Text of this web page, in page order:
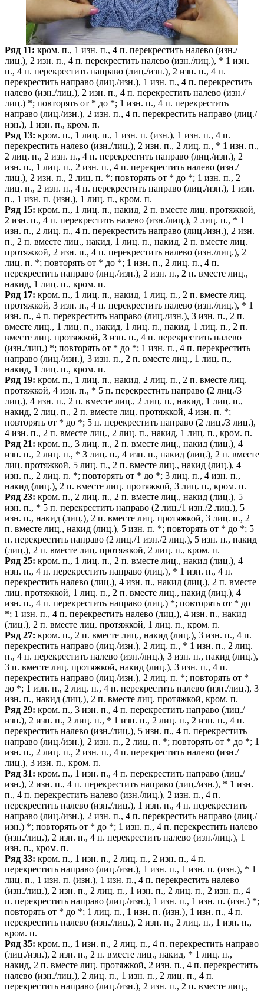
Ряд 11: кром. п., 1 изн. п., 4 п. перекрестить налево (изн./
лиц.), 2 изн. п., 4 п. перекрестить налево (изн./лиц.), * 1 изн.
п., 4 п. перекрестить направо (лиц./изн.), 2 изн. п., 4 п.
перекрестить направо (лиц./изн.), 1 изн. п., 4 п. перекрестить
налево (изн./лиц.), 2 изн. п., 4 п. перекрестить налево (изн./
лиц.) *; повторять от * до *; 1 изн. п., 4 п. перекрестить
направо (лиц./изн.), 2 изн. п., 4 п. перекрестить направо (лиц./
изн.), 1 изн. п., кром. п.
Ряд 13: кром. п., 1 лиц. п., 1 изн. п. (изн.), 1 изн. п., 4 п.
перекрестить налево (изн./лиц.), 2 изн. п., 2 лиц. п., * 1 изн. п.,
2 лиц. п., 2 изн. п., 4 п. перекрестить направо (лиц./изн.), 2
изн. п., 1 лиц. п., 2 изн. п., 4 п. перекрестить налево (изн./
лиц.), 2 изн. п., 2 лиц. п. *; повторять от * до *; 1 изн. п., 2
лиц. п., 2 изн. п., 4 п. перекрестить направо (лиц./изн.), 1 изн.
п., 1 изн. п. (изн.), 1 лиц. п., кром. п.
Ряд 15: кром. п., 1 лиц. п., накид, 2 п. вместе лиц. протяжкой,
2 изн. п., 4 п. перекрестить налево (изн./лиц.), 2 лиц. п., * 1
изн. п., 2 лиц. п., 4 п. перекрестить направо (лиц./изн.), 2 изн.
п., 2 п. вместе лиц., накид, 1 лиц. п., накид, 2 п. вместе лиц.
протяжкой, 2 изн. п., 4 п. перекрестить налево (изн./лиц.), 2
лиц. п. *; повторять от * до *; 1 изн. п., 2 лиц. п., 4 п.
перекрестить направо (лиц./изн.), 2 изн. п., 2 п. вместе лиц.,
накид, 1 лиц. п., кром. п.
Ряд 17: кром. п., 1 лиц. п., накид, 1 лиц. п., 2 п. вместе лиц.
протяжкой, 3 изн. п., 4 п. перекрестить налево (изн./лиц.), * 1
изн. п., 4 п. перекрестить направо (лиц./изн.), 3 изн. п., 2 п.
вместе лиц., 1 лиц. п., накид, 1 лиц. п., накид, 1 лиц. п., 2 п.
вместе лиц. протяжкой, 3 изн. п., 4 п. перекрестить налево
(изн./лиц.) *; повторять от * до *; 1 изн. п., 4 п. перекрестить
направо (лиц./изн.), 3 изн. п., 2 п. вместе лиц., 1 лиц. п.,
накид, 1 лиц. п., кром. п.
Ряд 19: кром. п., 1 лиц. п., накид, 2 лиц. п., 2 п. вместе лиц.
протяжкой, 4 изн. п., * 5 п. перекрестить направо (2 лиц./3
лиц.), 4 изн. п., 2 п. вместе лиц., 2 лиц. п., накид, 1 лиц. п.,
накид, 2 лиц. п., 2 п. вместе лиц. протяжкой, 4 изн. п. *;
повторять от * до *; 5 п. перекрестить направо (2 лиц./3 лиц.),
4 изн. п., 2 п. вместе лиц., 2 лиц. п., накид, 1 лиц. п., кром. п.
Ряд 21: кром. п., 3 лиц. п., 2 п. вместе лиц., накид (лиц.), 4
изн. п., 2 лиц. п., * 3 лиц. п., 4 изн. п., накид (лиц.), 2 п. вместе
лиц. протяжкой, 5 лиц. п., 2 п. вместе лиц., накид (лиц.), 4
изн. п., 2 лиц. п. *; повторять от * до *; 3 лиц. п., 4 изн. п.,
накид (лиц.), 2 п. вместе лиц. протяжкой, 3 лиц. п., кром. п.
Ряд 23: кром. п., 2 лиц. п., 2 п. вместе лиц., накид (лиц.), 5
изн. п., * 5 п. перекрестить направо (2 лиц./1 изн./2 лиц.), 5
изн. п., накид (лиц.), 2 п. вместе лиц. протяжкой, 3 лиц. п., 2
п. вместе лиц., накид (лиц.), 5 изн. п. *; повторять от * до *; 5
п. перекрестить направо (2 лиц./1 изн./2 лиц.), 5 изн. п., накид
(лиц.), 2 п. вместе лиц. протяжкой, 2 лиц. п., кром. п.
Ряд 25: кром. п., 1 лиц. п., 2 п. вместе лиц., накид (лиц.), 4
изн. п., 4 п. перекрестить направо (лиц.), * 1 изн. п., 4 п.
перекрестить налево (лиц.), 4 изн. п., накид (лиц.), 2 п. вместе
лиц. протяжкой, 1 лиц. п., 2 п. вместе лиц., накид (лиц.), 4
изн. п., 4 п. перекрестить направо (лиц.) *; повторять от * до
*; 1 изн. п., 4 п. перекрестить налево (лиц.), 4 изн. п., накид
(лиц.), 2 п. вместе лиц. протяжкой, 1 лиц. п., кром. п.
Ряд 27: кром. п., 2 п. вместе лиц., накид (лиц.), 3 изн. п., 4 п.
перекрестить направо (лиц./изн.), 2 лиц. п., * 1 изн. п., 2 лиц.
п., 4 п. перекрестить налево (изн./лиц.), 3 изн. п., накид (лиц.),
3 п. вместе лиц. протяжкой, накид (лиц.), 3 изн. п., 4 п.
перекрестить направо (лиц./изн.), 2 лиц. п. *; повторять от *
до *; 1 изн. п., 2 лиц. п., 4 п. перекрестить налево (изн./лиц.), 3
изн. п., накид (лиц.), 2 п. вместе лиц. протяжкой, кром. п.
Ряд 29: кром. п., 3 изн. п., 4 п. перекрестить направо (лиц./
изн.), 2 изн. п., 2 лиц. п., * 1 изн. п., 2 лиц. п., 2 изн. п., 4 п.
перекрестить налево (изн./лиц.), 5 изн. п., 4 п. перекрестить
направо (лиц./изн.), 2 изн. п., 2 лиц. п. *; повторять от * до *; 1
изн. п., 2 лиц. п., 2 изн. п., 4 п. перекрестить налево (изн./
лиц.), 3 изн. п., кром. п.
Ряд 31: кром. п., 1 изн. п., 4 п. перекрестить направо (лиц./
изн.), 2 изн. п., 4 п. перекрестить направо (лиц./изн.), * 1 изн.
п., 4 п. перекрестить налево (изн./лиц.), 2 изн. п., 4 п.
перекрестить налево (изн./лиц.), 1 изн. п., 4 п. перекрестить
направо (лиц./изн.), 2 изн. п., 4 п. перекрестить направо (лиц./
изн.) *; повторять от * до *; 1 изн. п., 4 п. перекрестить налево
(изн./лиц.), 2 изн. п., 4 п. перекрестить налево (изн./лиц.), 1
изн. п., кром. п.
Ряд 33: кром. п., 1 изн. п., 2 лиц. п., 2 изн. п., 4 п.
перекрестить направо (лиц./изн.), 1 изн. п., 1 изн. п. (изн.), * 1
лиц. п., 1 изн. п. (изн.), 1 изн. п., 4 п. перекрестить налево
(изн./лиц.), 2 изн. п., 2 лиц. п., 1 изн. п., 2 лиц. п., 2 изн. п., 4
п. перекрестить направо (лиц./изн.), 1 изн. п., 1 изн. п. (изн.) *;
повторять от * до *; 1 лиц. п., 1 изн. п. (изн.), 1 изн. п., 4 п.
перекрестить налево (изн./лиц.), 2 изн. п., 2 лиц. п., 1 изн. п.,
кром. п.
Ряд 35: кром. п., 1 изн. п., 2 лиц. п., 4 п. перекрестить направо
(лиц./изн.), 2 изн. п., 2 п. вместе лиц., накид, * 1 лиц. п.,
накид, 2 п. вместе лиц. протяжкой, 2 изн. п., 4 п. перекрестить
налево (изн./лиц.), 2 лиц. п., 1 изн. п., 2 лиц. п., 4 п.
перекрестить направо (лиц./изн.), 2 изн. п., 2 п. вместе лиц.,